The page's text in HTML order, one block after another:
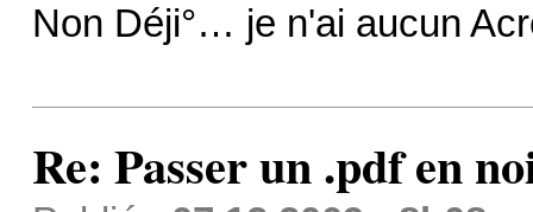
Non Déji°… je n'ai aucun
Re: Passer un .pdf en